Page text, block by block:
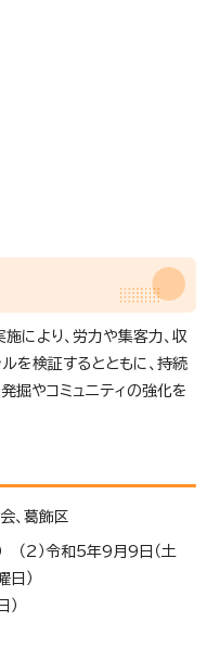
により、労力や集客力、収
を検証するとともに、持続
掘やコミュニティの強化を
、葛飾区
（2）令和5年9月9日（土
日）